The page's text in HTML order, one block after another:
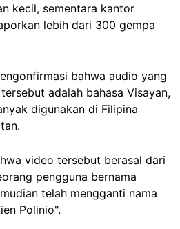
kecil, sementara kantor
lebih dari 300 gempa
bahwa audio yang
adalah bahasa Visayan,
digunakan di Filipina
video tersebut berasal dari
pengguna bernama
telah mengganti nama
Polinio".